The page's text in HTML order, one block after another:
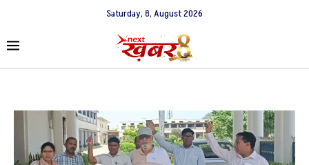
Saturday, 8, August 2026